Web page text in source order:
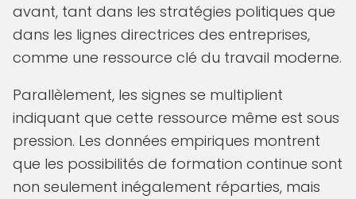
avant, tant dans les stratégies politiques que
dans les lignes directrices des entreprises,
comme une ressource clé du travail moderne.
Parallèlement, les signes se multiplient
indiquant que cette ressource même est sous
pression. Les données empiriques montrent
que les possibilités de formation continue sont
non seulement inégalement réparties, mais